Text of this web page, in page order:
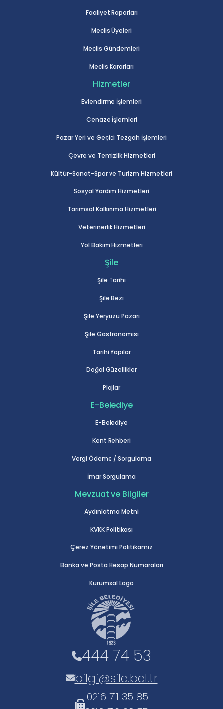
Faaliyet Raporları
Meclis Üyeleri
Meclis Gündemleri
Meclis Kararları
Hizmetler
Evlendirme İşlemleri
Cenaze İşlemleri
Pazar Yeri ve Geçici Tezgah İşlemleri
Çevre ve Temizlik Hizmetleri
Kültür-Sanat-Spor ve Turizm Hizmetleri
Sosyal Yardım Hizmetleri
Tarımsal Kalkınma Hizmetleri
Veterinerlik Hizmetleri
Yol Bakım Hizmetleri
Şile
Şile Tarihi
Şile Bezi
Şile Yeryüzü Pazarı
Şile Gastronomisi
Tarihi Yapılar
Doğal Güzellikler
Plajlar
E-Belediye
E-Belediye
Kent Rehberi
Vergi Ödeme / Sorgulama
İmar Sorgulama
Mevzuat ve Bilgiler
Aydınlatma Metni
KVKK Politikası
Çerez Yönetimi Politikamız
Banka ve Posta Hesap Numaraları
Kurumsal Logo
444 74 53
bilgi@sile.bel.tr
0216 711 35 85